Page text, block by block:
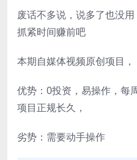
废话不多说，说多了也没
抓紧时间赚前吧
本期自媒体视频原创项目，
优势：0投资，易操作，每
项目正规长久，
劣势：需要动手操作